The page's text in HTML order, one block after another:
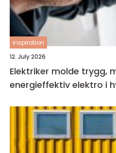
inspiration
12. July 2026
Elektriker molde trygg, moderne og
energieffektiv elektro i